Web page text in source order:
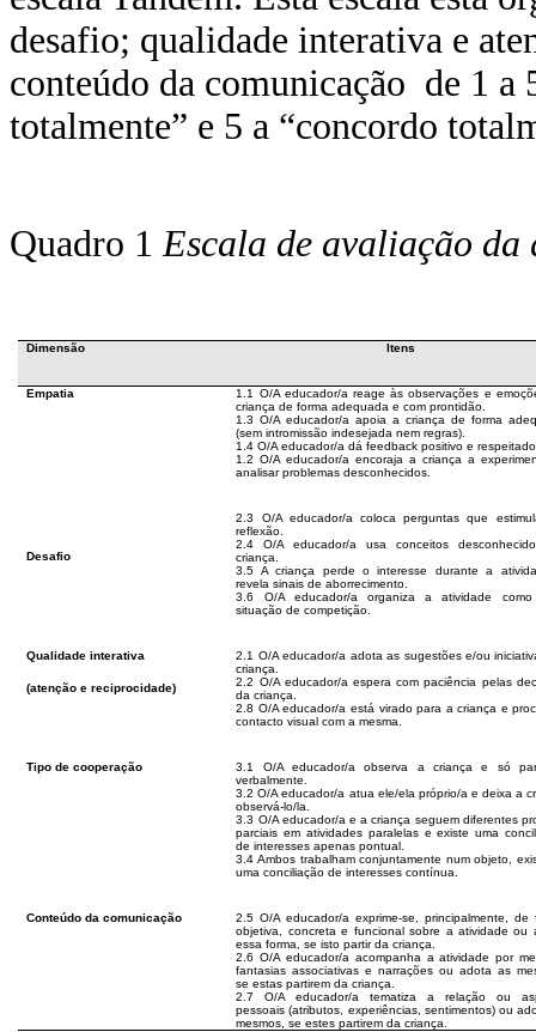
desafio; qualidade interativa e
conteúdo da comunicação de 1 a
totalmente” e 5 a “concordo
Quadro 1Escala de avaliação
Dimensão Itens
Empatia
1.1 O/A educador/a reage às observações e
criança de forma adequada e com prontidão.
1.3 O/A educador/a apoia a criança de forma
(sem intromissão indesejada nem regras).
1.4 O/A educador/a dá feedback positivo e
Desafio
1.2 O/A educador/a encoraja a criança a
analisar problemas desconhecidos.
2.3 O/A educador/a coloca perguntas que
reflexão.
2.4 O/A educador/a usa conceitos
criança.
3.5 A criança perde o interesse durante a
revela sinais de aborrecimento.
3.6 O/A educador/a organiza a atividade como
situação de competição.
Qualidade interativa
(atenção e reciprocidade)
2.1 O/A educador/a adota as sugestões e/ou
criança.
2.2 O/A educador/a espera com paciência pelas
da criança.
2.8 O/A educador/a está virado para a criança e
contacto visual com a mesma.
Tipo de cooperação
3.1 O/A educador/a observa a criança e só
verbalmente.
3.2 O/A educador/a atua ele/ela próprio/a e deixa a
observá-lo/la.
3.3 O/A educador/a e a criança seguem diferentes
parciais em atividades paralelas e existe uma
de interesses apenas pontual.
3.4 Ambos trabalham conjuntamente num objeto,
uma conciliação de interesses contínua.
Conteúdo da comunicação
2.5 O/A educador/a exprime-se, principalmente, de
objetiva, concreta e funcional sobre a atividade ou
essa forma, se isto partir da criança.
2.6 O/A educador/a acompanha a atividade por
fantasias associativas e narrações ou adota as
se estas partirem da criança.
2.7 O/A educador/a tematiza a relação ou
pessoais (atributos, experiências, sentimentos) ou
mesmos, se estes partirem da criança.